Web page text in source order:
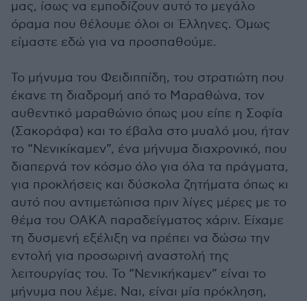
μας, ίσως να εμποδίζουν αυτό το μεγάλο
όραμα που θέλουμε όλοι οι Έλληνες. Όμως
είμαστε εδώ για να προσπαθούμε.
Το μήνυμα του Φειδιππίδη, του στρατιώτη που
έκανε τη διαδρομή από το Μαραθώνα, τον
αυθεντικό μαραθώνιο όπως μου είπε η Σοφία
(Σακοράφα) και το έβαλα στο μυαλό μου, ήταν
το “Νενικίκαμεν”, ένα μήνυμα διαχρονικό, που
διαπερνά τον κόσμο όλο για όλα τα πράγματα,
για προκλήσεις και δύσκολα ζητήματα όπως κι
αυτό που αντιμετώπισα πριν λίγες μέρες με το
θέμα του ΟΑΚΑ παραδείγματος χάριν. Είχαμε
τη δυσμενή εξέλιξη να πρέπει να δώσω την
εντολή για προσωρινή αναστολή της
λειτουργίας του. Το “Νενικήκαμεν” είναι το
μήνυμα που λέμε. Ναι, είναι μία πρόκληση,